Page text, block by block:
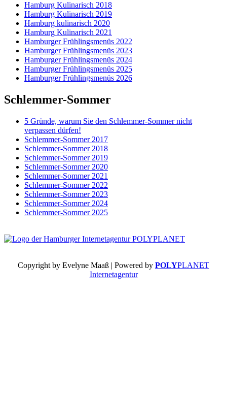
Hamburg Kulinarisch 2018
Hamburg Kulinarisch 2019
Hamburg kulinarisch 2020
Hamburg Kulinarisch 2021
Hamburger Frühlingsmenüs 2022
Hamburger Frühlingsmenüs 2023
Hamburger Frühlingsmenüs 2024
Hamburger Frühlingsmenüs 2025
Hamburger Frühlingsmenüs 2026
Schlemmer-Sommer
5 Gründe, warum Sie den Schlemmer-Sommer nicht
verpassen dürfen!
Schlemmer-Sommer 2017
Schlemmer-Sommer 2018
Schlemmer-Sommer 2019
Schlemmer-Sommer 2020
Schlemmer-Sommer 2021
Schlemmer-Sommer 2022
Schlemmer-Sommer 2023
Schlemmer-Sommer 2024
Schlemmer-Sommer 2025
Copyright by Evelyne Maaß | Powered by POLYPLANET
Internetagentur